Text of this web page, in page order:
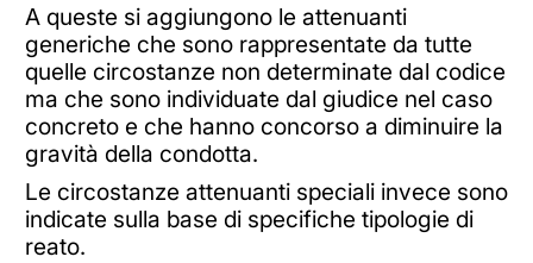
A queste si aggiungono le attenuanti
generiche che sono rappresentate da tutte
quelle circostanze non determinate dal codice
ma che sono individuate dal giudice nel caso
concreto e che hanno concorso a diminuire la
gravità della condotta.
Le circostanze attenuanti speciali invece sono
indicate sulla base di specifiche tipologie di
reato.